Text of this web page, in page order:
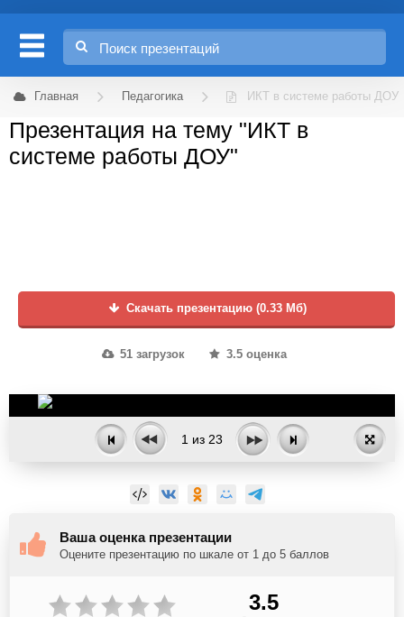
Главная Педагогика ИКТ в системе работы ДОУ
Презентация на тему "ИКТ в
системе работы ДОУ"
Скачать презентацию (0.33 Мб)
51 загрузок 3.5 оценка
1 из 23
Ваша оценка презентации
Оцените презентацию по шкале от 1 до 5 баллов
3.5